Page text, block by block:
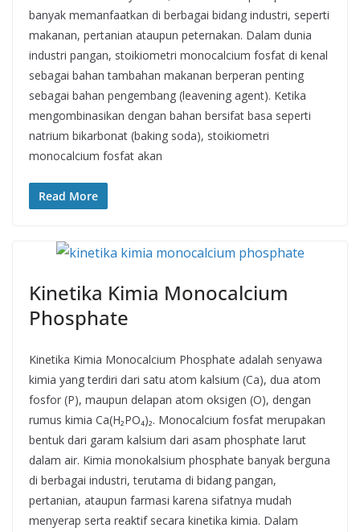
banyak memanfaatkan di berbagai bidang industri, seperti
makanan, pertanian ataupun peternakan. Dalam dunia
industri pangan, stoikiometri monocalcium fosfat di kenal
sebagai bahan tambahan makanan berperan penting
sebagai bahan pengembang (leavening agent). Ketika
mengombinasikan dengan bahan bersifat basa seperti
natrium bikarbonat (baking soda), stoikiometri
monocalcium fosfat akan
Read More
Kinetika Kimia Monocalcium
Phosphate
Kinetika Kimia Monocalcium Phosphate adalah senyawa
kimia yang terdiri dari satu atom kalsium (Ca), dua atom
fosfor (P), maupun delapan atom oksigen (O), dengan
rumus kimia Ca(H₂PO₄)₂. Monocalcium fosfat merupakan
bentuk dari garam kalsium dari asam phosphate larut
dalam air. Kimia monokalsium phosphate banyak berguna
di berbagai industri, terutama di bidang pangan,
pertanian, ataupun farmasi karena sifatnya mudah
menyerap serta reaktif secara kinetika kimia. Dalam